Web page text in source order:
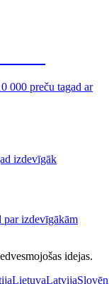
000 preču tagad ar
izdevīgāk
par izdevīgākām
idejas.
LietuvaLatvija